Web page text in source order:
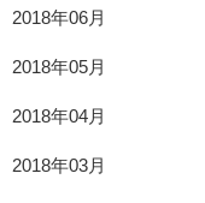
2018年06月
2018年05月
2018年04月
2018年03月